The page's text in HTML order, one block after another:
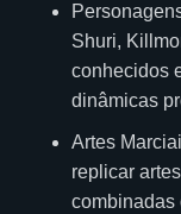
Shuri,
conhecidos
dinâmicas
Artes
replicar
combinadas